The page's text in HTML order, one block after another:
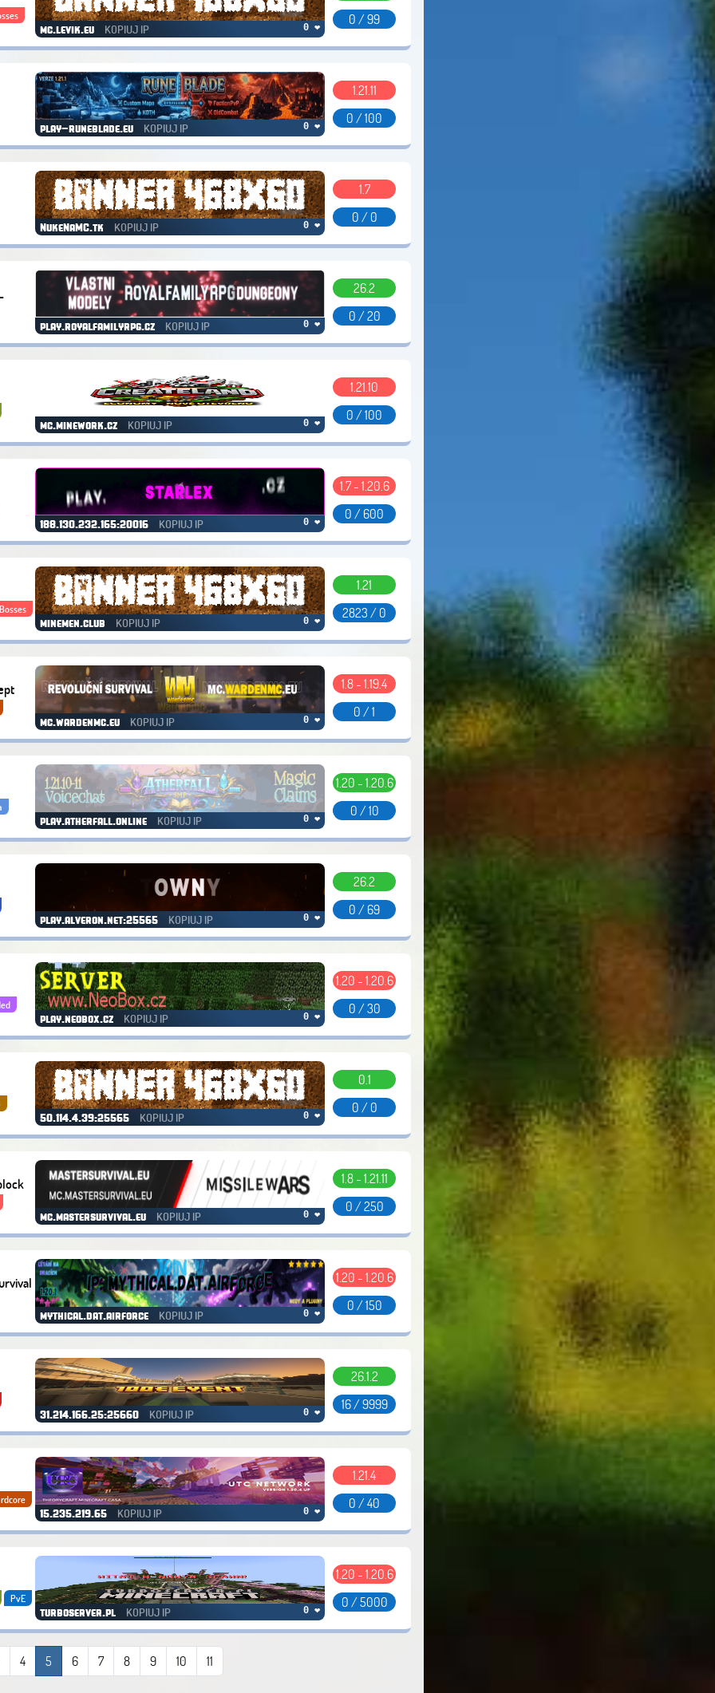
mc.levik.eu KOPIUJ IP 0 ❤
0 / 99
play-runeblade.eu KOPIUJ IP 0 ❤
1.21.11
0 / 100
NukeNaMC.tk KOPIUJ IP 0 ❤
1.7
0 / 0
play.royalfamilyrpg.cz KOPIUJ IP 0 ❤
26.2
0 / 20
mc.minework.cz KOPIUJ IP 0 ❤
1.21.10
0 / 100
188.130.232.165:20016 KOPIUJ IP 0 ❤
1.7 - 1.20.6
0 / 600
Bosses
minemen.club KOPIUJ IP 0 ❤
1.21
2823 / 0
mc.wardenmc.eu KOPIUJ IP 0 ❤
1.8 - 1.19.4
0 / 1
play.atherfall.online KOPIUJ IP 0 ❤
1.20 - 1.20.6
0 / 10
play.alveron.net:25565 KOPIUJ IP 0 ❤
26.2
0 / 69
play.neobox.cz KOPIUJ IP 0 ❤
1.20 - 1.20.6
0 / 30
50.114.4.39:25565 KOPIUJ IP 0 ❤
0.1
0 / 0
mc.mastersurvival.eu KOPIUJ IP 0 ❤
1.8 - 1.21.11
0 / 250
mythical.dat.airforce KOPIUJ IP 0 ❤
1.20 - 1.20.6
0 / 150
31.214.166.25:25660 KOPIUJ IP 0 ❤
26.1.2
16 / 9999
15.235.219.65 KOPIUJ IP 0 ❤
1.21.4
0 / 40
PvE
turboserver.pl KOPIUJ IP 0 ❤
1.20 - 1.20.6
0 / 5000
4 5 6 7 8 9 10 11